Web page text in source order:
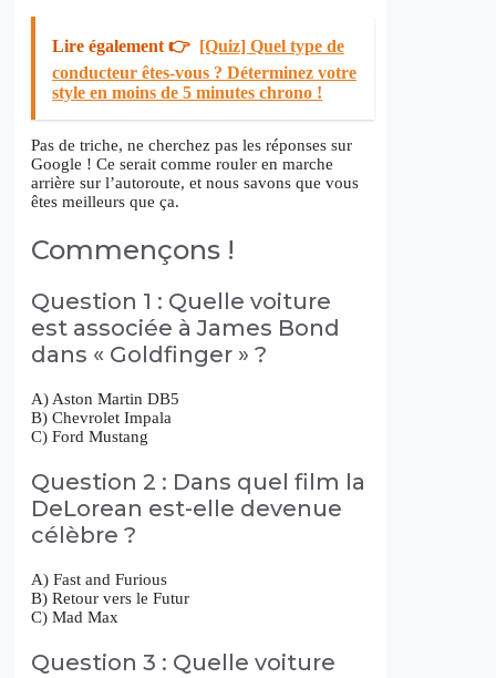
Lire également 👉 [Quiz] Quel type de
conducteur êtes-vous ? Déterminez votre
style en moins de 5 minutes chrono !
Pas de triche, ne cherchez pas les réponses sur
Google ! Ce serait comme rouler en marche
arrière sur l’autoroute, et nous savons que vous
êtes meilleurs que ça.
Commençons !
Question 1 : Quelle voiture
est associée à James Bond
dans « Goldfinger » ?
A) Aston Martin DB5
B) Chevrolet Impala
C) Ford Mustang
Question 2 : Dans quel film la
DeLorean est-elle devenue
célèbre ?
A) Fast and Furious
B) Retour vers le Futur
C) Mad Max
Question 3 : Quelle voiture